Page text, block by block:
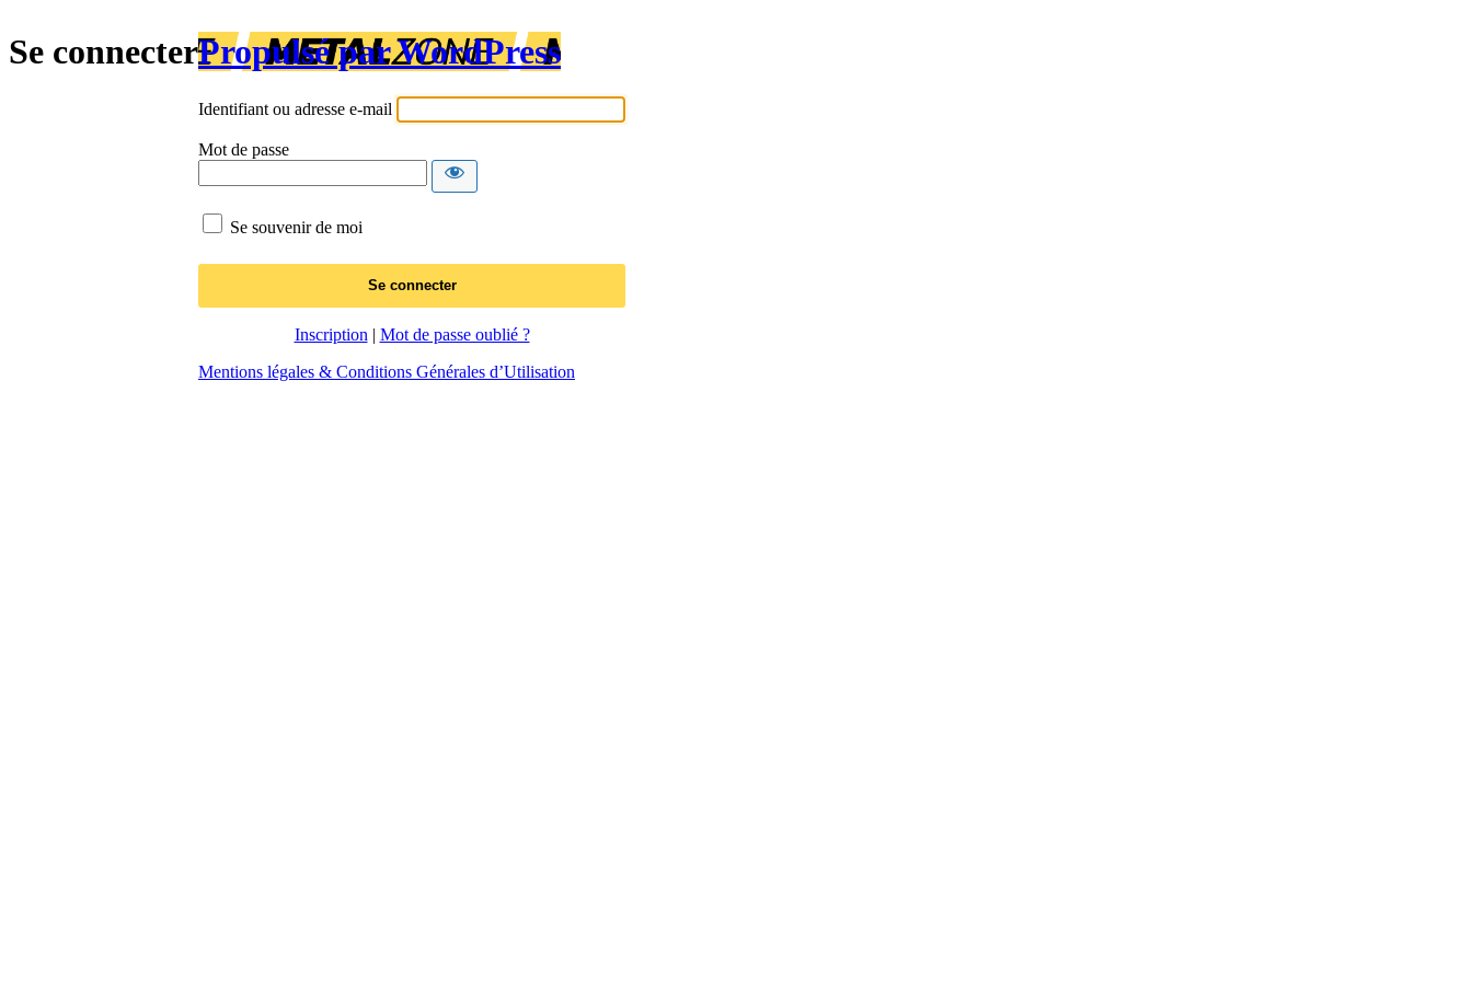
Se connecterPropulsé par WordPress
Identifiant ou adresse e-mail
Mot de passe
Se souvenir de moi
Inscription | Mot de passe oublié ?
Mentions légales & Conditions Générales d’Utilisation